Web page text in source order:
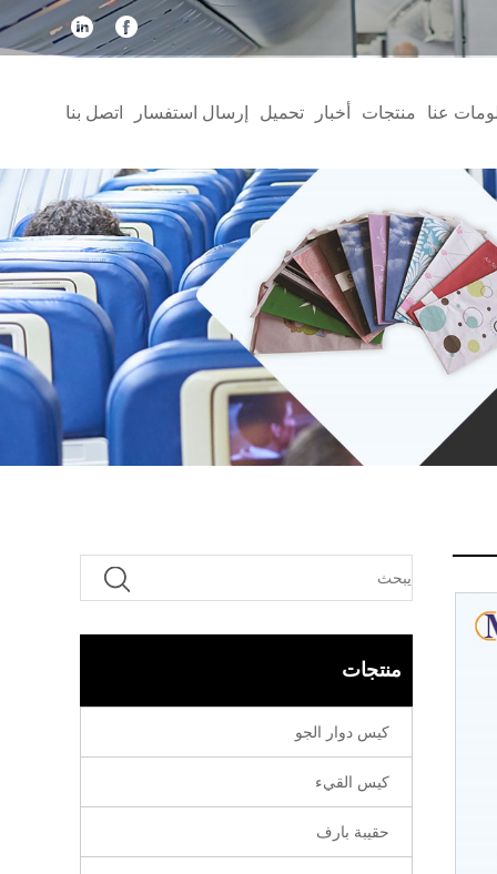
عنا منتجات أخبار تحميل إرسال استفسار اتصل بنا
منتجات
كيس دوار الجو
كيس القيء
حقيبة بارف